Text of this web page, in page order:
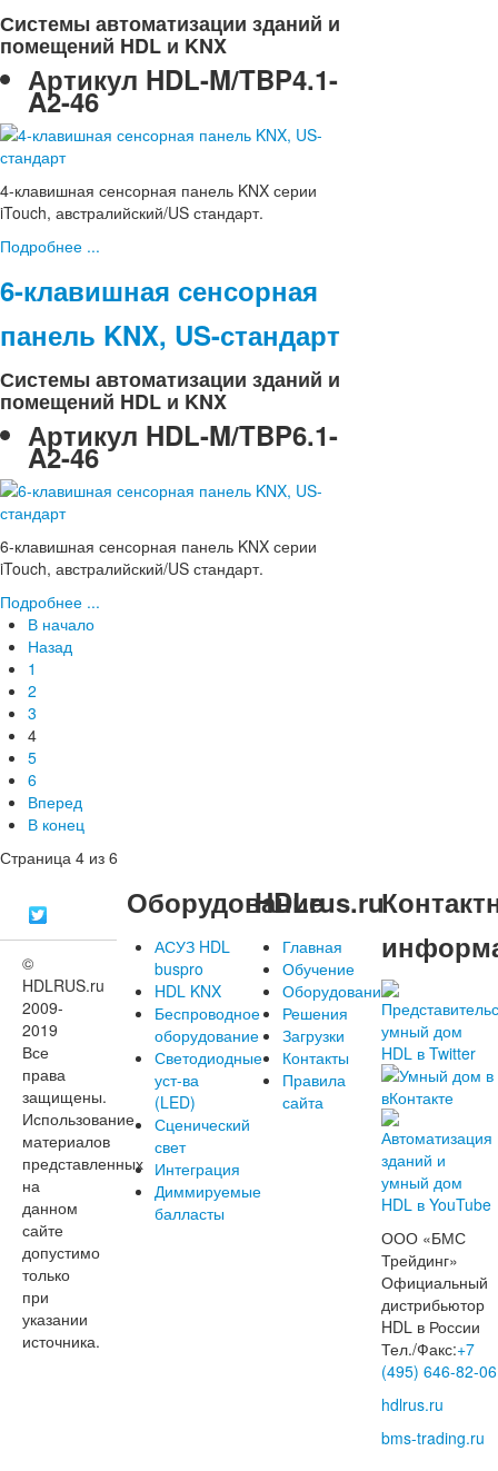
Системы автоматизации зданий и
помещений HDL и KNX
Артикул HDL-M/TBP4.1-
A2-46
4-клавишная сенсорная панель KNX серии
iTouch, австралийский/US стандарт.
Подробнее ...
6-клавишная сенсорная
панель KNX, US-стандарт
Системы автоматизации зданий и
помещений HDL и KNX
Артикул HDL-M/TBP6.1-
A2-46
6-клавишная сенсорная панель KNX серии
iTouch, австралийский/US стандарт.
Подробнее ...
В начало
Назад
1
2
3
4
5
6
Вперед
В конец
Страница 4 из 6
©
HDLRUS.ru
2009-
2019
Все
права
защищены.
Использование
материалов
представленных
на
данном
сайте
допустимо
только
при
указании
источника.
Оборудование
АСУЗ HDL
buspro
HDL KNX
Беспроводное
оборудование
Светодиодные
уст-ва
(LED)
Сценический
свет
Интеграция
Диммируемые
балласты
HDLrus.ru
Главная
Обучение
Оборудование
Решения
Загрузки
Контакты
Правила
сайта
ООО «БМС
Трейдинг»
Официальный
дистрибьютор
HDL в России
Тел./Факс:+7
(495) 646-82-06
hdlrus.ru
bms-trading.ru